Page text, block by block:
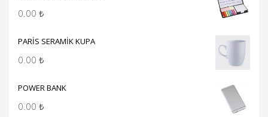
0.00 ₺
PARİS SERAMİK KUPA
0.00 ₺
POWER BANK
0.00 ₺